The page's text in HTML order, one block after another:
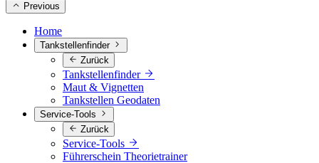
Previous
Home
Tankstellenfinder
Zurück
Tankstellenfinder
Maut & Vignetten
Tankstellen Geodaten
Service-Tools
Zurück
Service-Tools
Führerschein Theorietrainer